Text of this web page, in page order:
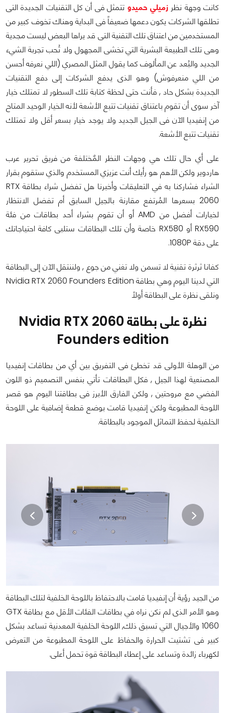
كانت وجهة نظرزميلي حميدو تتمثل فى أن كل التقنيات الجديدة التى
تطلقها الشركات يكون دعمها ضعيفاً فى البداية وهناك تخوف كبير من
المستخدمين من اعتناق تلك التقنية التى قد يراها البعض ليست مجدية
وهى تلك الطبيعة البشرية التي تخشى المجهول ولا تُحب تجربة الشيء
الجديد والبُعد عن المألوف كما يقول المثل المصري (اللي نعرفه أحسن
من اللي منعرفوش) وهو الذى يدفع الشركات إلى دفع التقنيات
الجديدة بشكل حاد , فأنت حتى لحظة كتابة تلك السطور لا تمتلك خيار
آخر سوى أن تقوم باعتناق تقنيات تتبع الأشعة لأنه الخيار الوحيد المتاح
من إنفيديا الآن فى الجيل الجديد ولا يوجد خيار بسعر أقل ولا تمتلك
تقنيات تتبع الأشعة.
على أي حال تلك هي وجهات النظر المٌختلفة من فريق تحرير عرب
هاردوير ولكن الأهم هو رأيك أنت عزيزي المستخدم والذي ستقوم بقرار
الشراء فشاركنا به في التعليقات وأخبرنا هل تفضل شراء بطاقة RTX
2060 بسعرها المُرتفع مقارنة بالجيل السابق أم تفضل الانتظار
لخيارات أفضل من AMD أو أن تقوم بشراء أحد بطاقات من فئة
RX590 أو RX580 خاصة وأن تلك البطاقات ستلبى كافة احتياجاتك
على دقة 1080P.
كفانا ثرثرة تقنية لا تسمن ولا تغني من جوع , ولننتقل الآن إلى البطاقة
التي لدينا اليوم وهي بطاقة Nvidia RTX 2060 Founders Edition
ونلقى نظرة على البطاقة أولاً
نظرة على بطاقة Nvidia RTX 2060
Founders edition
من الوهلة الأولى قد تخطئ فى التفريق بين أي من بطاقات إنفيديا
المصنعية لهذا الجيل , فكل البطاقات تأتي بنفس التصميم ذو اللون
الفضي مع مروحتين , ولكن الفارق الأبرز فى بطاقتنا اليوم هو قصر
اللوحة المطبوعة ولكن إنفيديا قامت بوضع قطعة إضافية على اللوحة
الخلفية لحفظ التماثل الموجود بالبطاقة.
من الجيد رؤية أن إنفيديا قامت بالاحتفاظ باللوحة الخلفية لتلك البطاقة
وهو الأمر الذى لم نكن نراه في بطاقات الفئات الأقل مع بطاقة GTX
1060 والأجيال التي تسبق ذلك, اللوحة الخلفية المعدنية تساعد بشكل
كبير فى تشتيت الحرارة والحفاظ على اللوحة المطبوعة من التعرض
لكهرباء زائدة وتساعد على إعطاء البطاقة قوة تحمل أعلى.